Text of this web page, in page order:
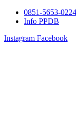
0851-5653-0224
Info PPDB
Instagram Facebook